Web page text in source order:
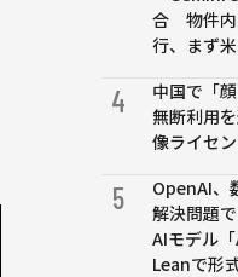
合 物件内
行、まず
4
中国で「
無断利用
像ライセ
5
OpenAI、
解決問題
AIモデル
Leanで形